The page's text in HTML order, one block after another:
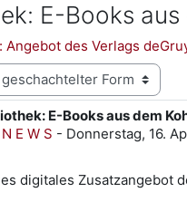
E-Books
des Verlags
E-Books aus dem
N E W S - Donnerstag, 16.
Antworten: 0
digitales Zusatzangebot